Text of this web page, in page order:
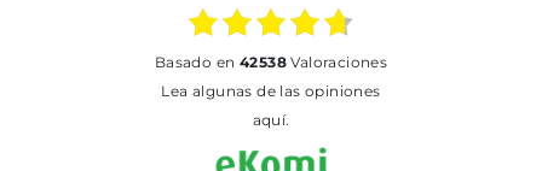
basado en 42538Valoraciones
Lea algunas de las opiniones
aquí.